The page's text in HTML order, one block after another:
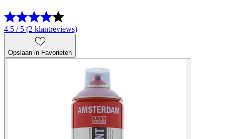
4.5 / 5 (2 klantreviews)
Opslaan in Favorieten